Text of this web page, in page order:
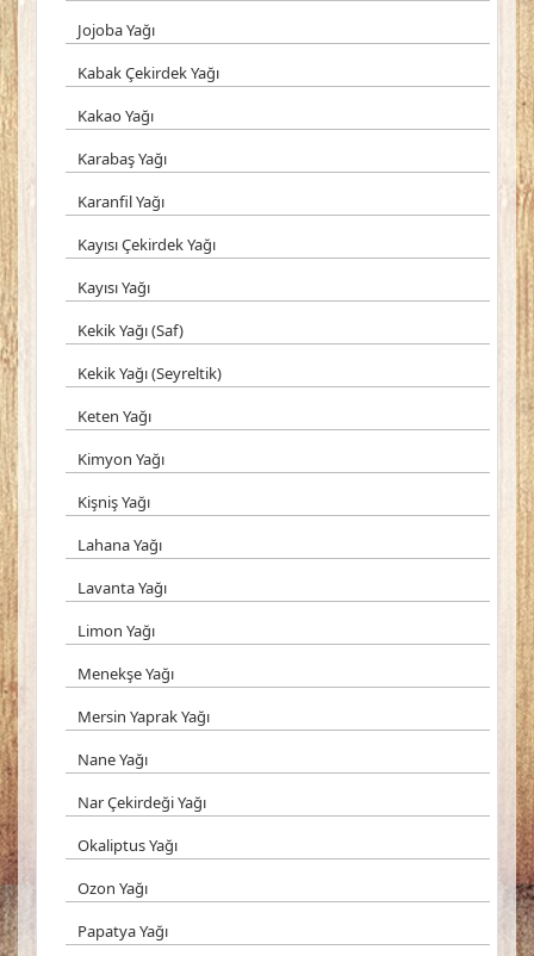
Jojoba Yağı
Kabak Çekirdek Yağı
Kakao Yağı
Karabaş Yağı
Karanfil Yağı
Kayısı Çekirdek Yağı
Kayısı Yağı
Kekik Yağı (Saf)
Kekik Yağı (Seyreltik)
Keten Yağı
Kimyon Yağı
Kişniş Yağı
Lahana Yağı
Lavanta Yağı
Limon Yağı
Menekşe Yağı
Mersin Yaprak Yağı
Nane Yağı
Nar Çekirdeği Yağı
Okaliptus Yağı
Ozon Yağı
Papatya Yağı